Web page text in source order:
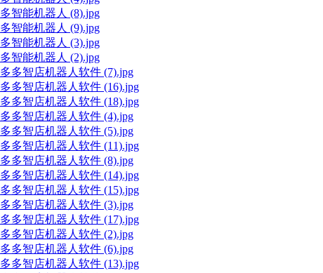
多智能机器人 (8).jpg
多智能机器人 (9).jpg
多智能机器人 (3).jpg
多智能机器人 (2).jpg
多多智店机器人软件 (7).jpg
多多智店机器人软件 (16).jpg
多多智店机器人软件 (18).jpg
多多智店机器人软件 (4).jpg
多多智店机器人软件 (5).jpg
多多智店机器人软件 (11).jpg
多多智店机器人软件 (8).jpg
多多智店机器人软件 (14).jpg
多多智店机器人软件 (15).jpg
多多智店机器人软件 (3).jpg
多多智店机器人软件 (17).jpg
多多智店机器人软件 (2).jpg
多多智店机器人软件 (6).jpg
多多智店机器人软件 (13).jpg